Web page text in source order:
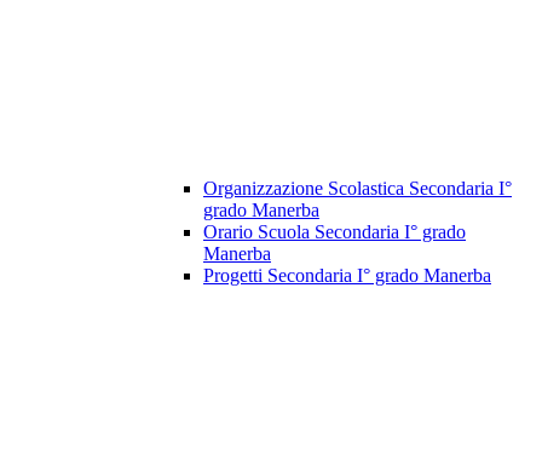
Organizzazione Scolastica Secondaria I°
grado Manerba
Orario Scuola Secondaria I° grado
Manerba
Progetti Secondaria I° grado Manerba